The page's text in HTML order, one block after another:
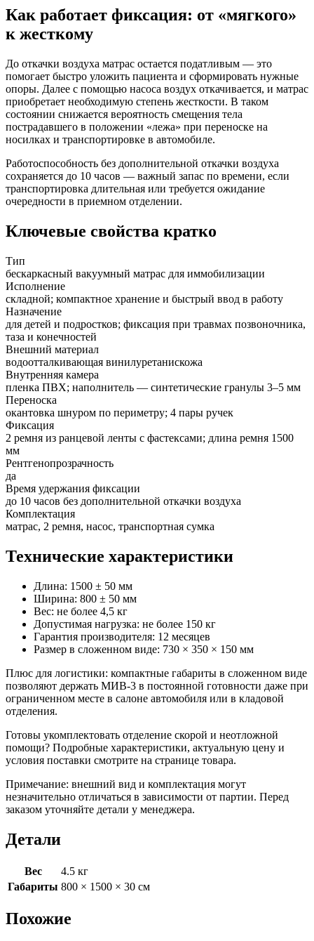
Как работает фиксация: от «мягкого»
к жесткому
До откачки воздуха матрас остается податливым — это
помогает быстро уложить пациента и сформировать нужные
опоры. Далее с помощью насоса воздух откачивается, и матрас
приобретает необходимую степень жесткости. В таком
состоянии снижается вероятность смещения тела
пострадавшего в положении «лежа» при переноске на
носилках и транспортировке в автомобиле.
Работоспособность без дополнительной откачки воздуха
сохраняется до 10 часов — важный запас по времени, если
транспортировка длительная или требуется ожидание
очередности в приемном отделении.
Ключевые свойства кратко
Тип
бескаркасный вакуумный матрас для иммобилизации
Исполнение
складной; компактное хранение и быстрый ввод в работу
Назначение
для детей и подростков; фиксация при травмах позвоночника,
таза и конечностей
Внешний материал
водоотталкивающая винилуретанискожа
Внутренняя камера
пленка ПВХ; наполнитель — синтетические гранулы 3–5 мм
Переноска
окантовка шнуром по периметру; 4 пары ручек
Фиксация
2 ремня из ранцевой ленты с фастексами; длина ремня 1500
мм
Рентгенопрозрачность
да
Время удержания фиксации
до 10 часов без дополнительной откачки воздуха
Комплектация
матрас, 2 ремня, насос, транспортная сумка
Технические характеристики
Длина: 1500 ± 50 мм
Ширина: 800 ± 50 мм
Вес: не более 4,5 кг
Допустимая нагрузка: не более 150 кг
Гарантия производителя: 12 месяцев
Размер в сложенном виде: 730 × 350 × 150 мм
Плюс для логистики: компактные габариты в сложенном виде
позволяют держать МИВ‑3 в постоянной готовности даже при
ограниченном месте в салоне автомобиля или в кладовой
отделения.
Готовы укомплектовать отделение скорой и неотложной
помощи? Подробные характеристики, актуальную цену и
условия поставки смотрите на странице товара.
Примечание: внешний вид и комплектация могут
незначительно отличаться в зависимости от партии. Перед
заказом уточняйте детали у менеджера.
Детали
Вес
4.5 кг
Габариты 800 × 1500 × 30 см
Похожие